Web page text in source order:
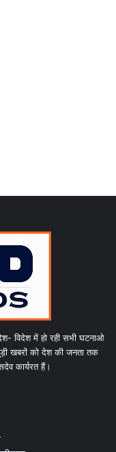
विदेश में हो रही सभी घटनाओ
खबरों को देश की जनता तक
कार्यरत हैं।